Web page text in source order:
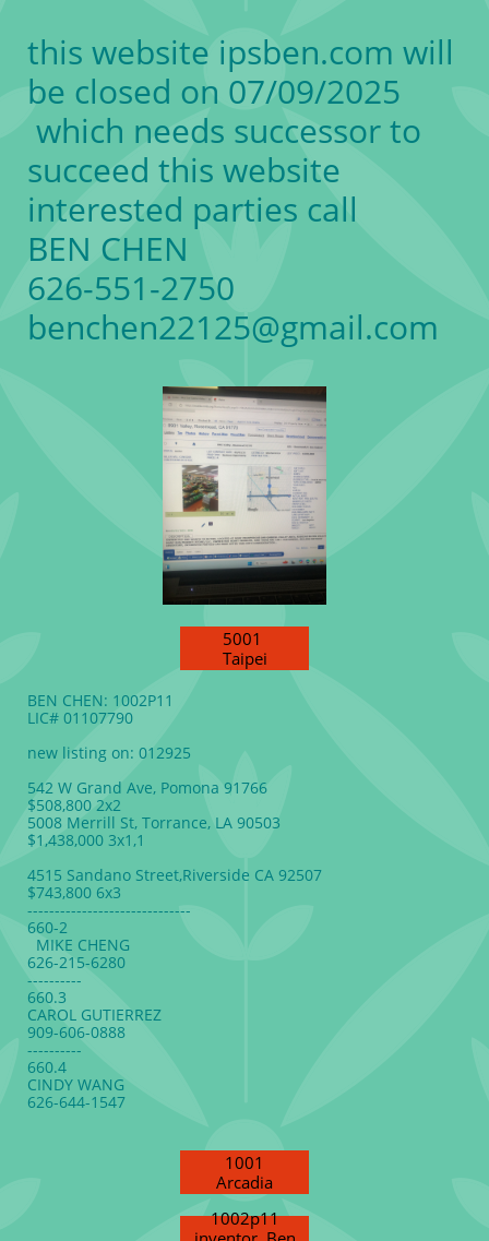
this website ipsben.com will
be closed on 07/09/2025
which needs successor to
succeed this website
interested parties call
BEN CHEN
626-551-2750
benchen22125@gmail.com
5001
Taipei
BEN CHEN: 1002P11
LIC# 01107790
new listing on: 012925
542 W Grand Ave, Pomona 91766
$508,800 2x2
5008 Merrill St, Torrance, LA 90503
$1,438,000 3x1,1
4515 Sandano Street,Riverside CA 92507
$743,800 6x3
------------------------------
660-2
MIKE CHENG
626-215-6280
----------
660.3
CAROL GUTIERREZ
909-606-0888
----------
660.4
CINDY WANG
626-644-1547
1001
Arcadia
1002p11